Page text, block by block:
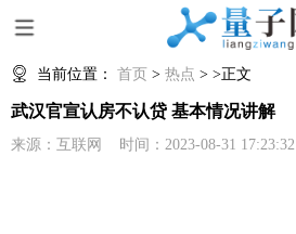
当前位置： 首页 > 热点 > >正文
武汉官宣认房不认贷 基本情况讲解
来源：互联网 时间：2023-08-31 17:23:32